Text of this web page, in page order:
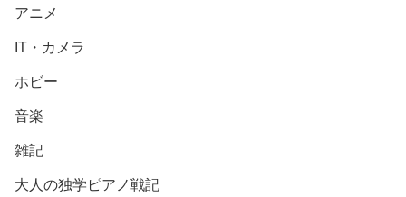
アニメ
IT・カメラ
ホビー
音楽
雑記
大人の独学ピアノ戦記